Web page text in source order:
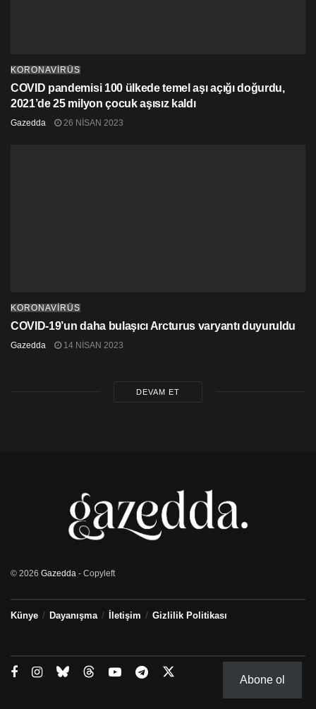
KORONAVİRÜS
COVID pandemisi 100 ülkede temel aşı açığı doğurdu,
2021’de 25 milyon çocuk aşısız kaldı
Gazedda 26 NISAN 2023
KORONAVİRÜS
COVID-19’un daha bulaşıcı Arcturus varyantı duyuruldu
Gazedda 14 NISAN 2023
DEVAM ET
© 2026 Gazedda - Copyleft
Künye Dayanışma İletişim Gizlilik Politikası
Abone ol